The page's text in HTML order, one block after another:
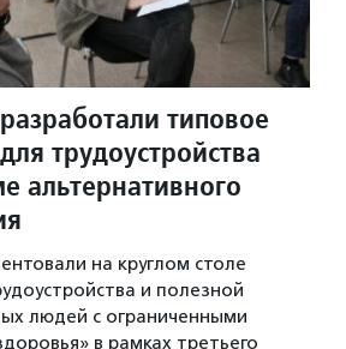
типовое
трудоустройства
альтернативного
на круглом столе
и полезной
людей с ограниченными
в рамках третьего